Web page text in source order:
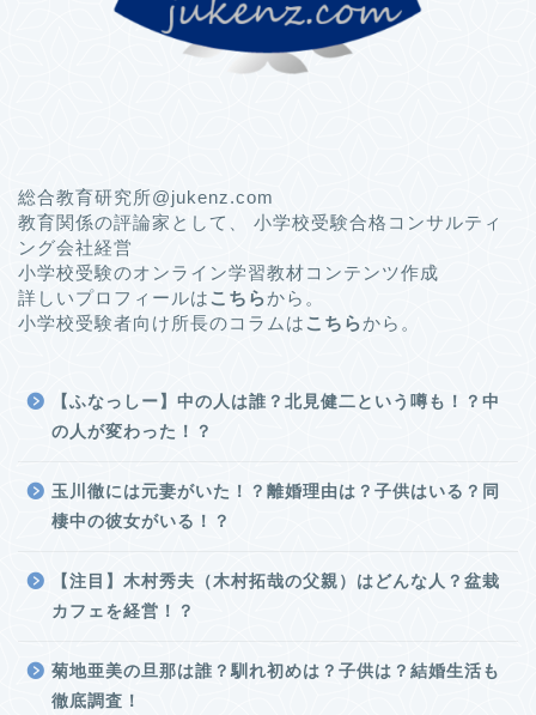
総合教育研究所@jukenz.com
教育関係の評論家として、 小学校受験合格コンサルティ
ング会社経営
小学校受験のオンライン学習教材コンテンツ作成
詳しいプロフィールはこちらから。
小学校受験者向け所長のコラムはこちらから。
【ふなっしー】中の人は誰？北見健二という噂も！？中
の人が変わった！？
玉川徹には元妻がいた！？離婚理由は？子供はいる？同
棲中の彼女がいる！？
【注目】木村秀夫（木村拓哉の父親）はどんな人？盆栽
カフェを経営！？
菊地亜美の旦那は誰？馴れ初めは？子供は？結婚生活も
徹底調査！